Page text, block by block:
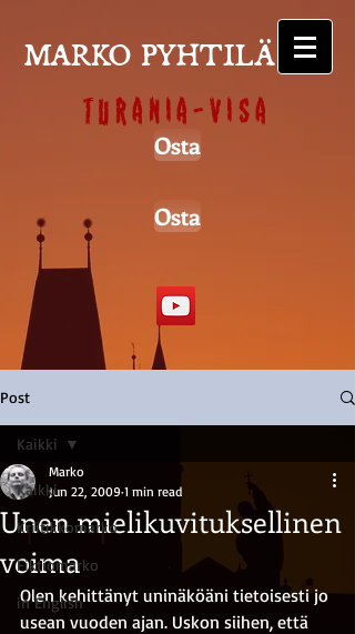
MARKO PYHTILÄ
Turania-visa
Osta
Osta
Post
Kaikki
Kriitikkomarko
Fiktiomarko
in English
Kaikki
Unen mielikuvituksellinen
voima
Marko
Jun 22, 2009 1 min read
Olen kehittänyt uninäköäni tietoisesti jo
usean vuoden ajan. Uskon siihen, että